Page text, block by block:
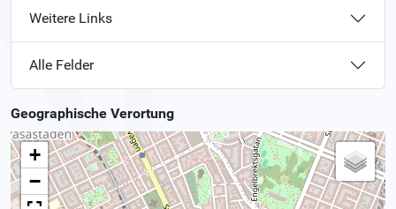
Weitere Links
Alle Felder
Geographische Verortung
+
−